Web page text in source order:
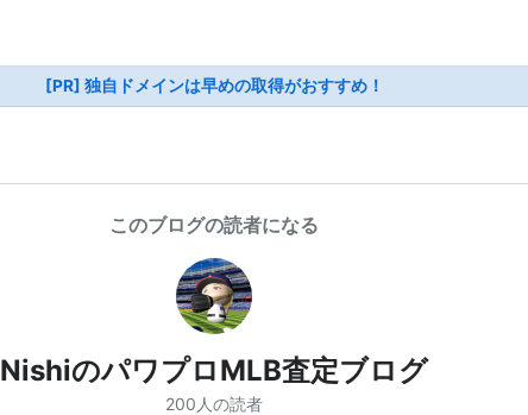
[PR] 独自ドメインは早めの取得がおすすめ！
このブログの読者になる
NishiのパワプロMLB査定ブログ
200人の読者